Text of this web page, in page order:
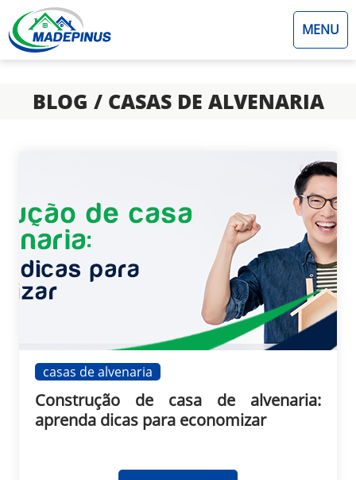
MENU
BLOG / CASAS DE ALVENARIA
casas de alvenaria
Construção de casa de alvenaria:
aprenda dicas para economizar